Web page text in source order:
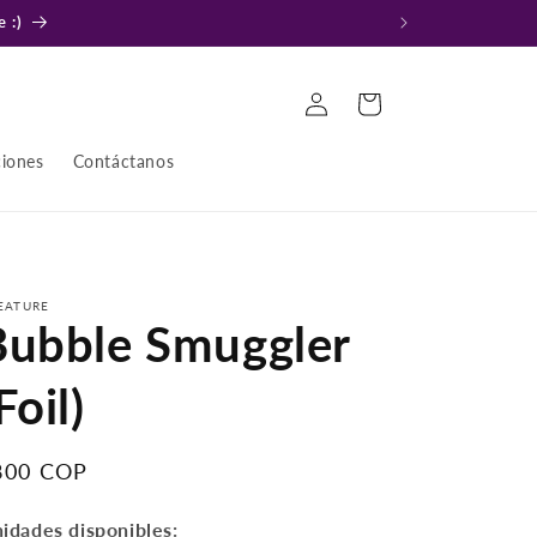
:)
Contáctanos
Iniciar
sesión
Carrito
Smuggler
COP
disponibles: